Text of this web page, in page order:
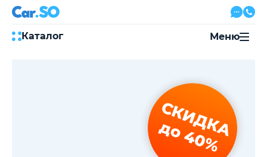
Каталог Меню
СКИДКА
до 40%